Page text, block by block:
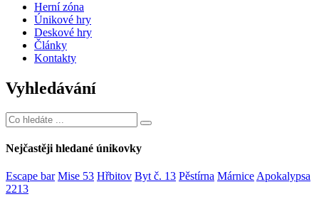
Herní zóna
Únikové hry
Deskové hry
Články
Kontakty
Vyhledávání
Nejčastěji hledané únikovky
Escape bar Mise 53 Hřbitov Byt č. 13 Pěstírna Márnice Apokalypsa
2213